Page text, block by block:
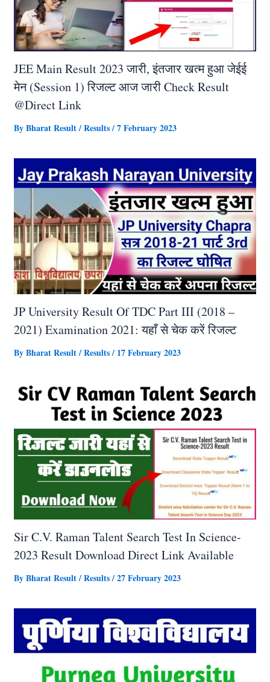
JEE Main Result 2023 जारी, इंतजार खत्म हुआ जेईई
मेन (Session 1) रिजल्ट आज जारी Check Result
@Direct Link
ByBharat Result/Results/7 February 2023
JP University Result Of TDC Part III (2018 –
2021) Examination 2021: यहाँ से चेक करें रिजल्ट
ByBharat Result/Results/ 17 February 2023
Sir C.V. Raman Talent Search Test In Science-
2023 Result Download Direct Link Available
ByBharat Result/Results/27 February 2023